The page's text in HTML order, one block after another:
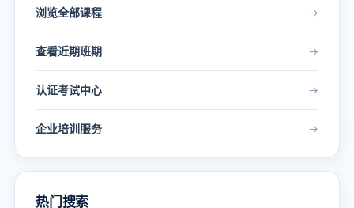
浏览全部课程 →
查看近期班期 →
认证考试中心 →
企业培训服务 →
热门搜索